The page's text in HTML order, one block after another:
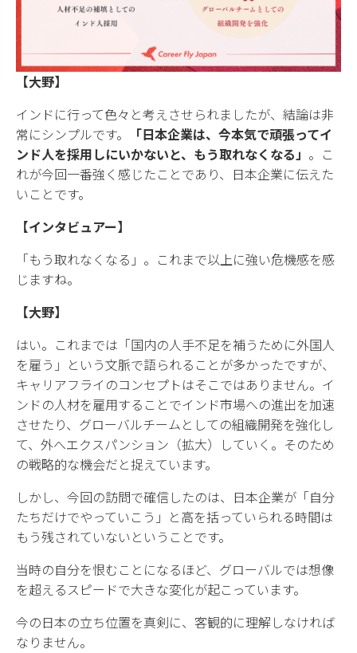
【大野】
インドに行って色々と考えさせられましたが、結論は非
常にシンプルです。
「日本企業は、今本気で頑張ってイ
ンド人を採用しにいかないと、もう取れなくなる」 。こ
れが今回一番強く感じたことであり、日本企業に伝えた
いことです。
【インタビュアー】
「もう取れなくなる」。これまで以上に強い危機感を感
じますね。
【大野】
はい。これまでは「国内の人手不足を補うために外国人
を雇う」という文脈で語られることが多かったですが、
キャリアフライのコンセプトはそこではありません。イ
ンドの人材を雇用することでインド市場への進出を加速
させたり、グローバルチームとしての組織開発を強化し
て、外へエクスパンション（拡大）していく。そのため
の戦略的な機会だと捉えています。
しかし、今回の訪問で確信したのは、日本企業が「自分
たちだけでやっていこう」と高を括っていられる時間は
もう残されていないということです。
当時の自分を恨むことになるほど、グローバルでは想像
を超えるスピードで大きな変化が起こっています。
今の日本の立ち位置を真剣に、客観的に理解しなければ
なりません。